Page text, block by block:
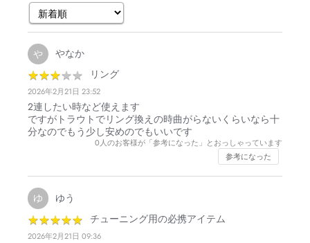
や やなか
★★★★★
★★★★★ リング
2026年2月21日 23:52
2連したい時など使えます
ですがトラウトでリング換えの時曲がらないくらいなら十
分なのでもう少し安めのでもいいです
0人のお客様が「参考になった」とおっしゃっています
参考になった
ゆ ゆう
★★★★★
★★★★★ チューニング用の必携アイテム
2026年2月21日 09:36